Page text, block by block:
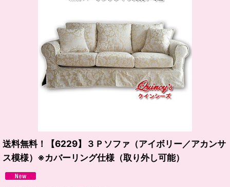
送料無料！【6229】３Ｐソファ（アイボリー／アカンサ
ス模様）※カバーリング仕様（取り外し可能）